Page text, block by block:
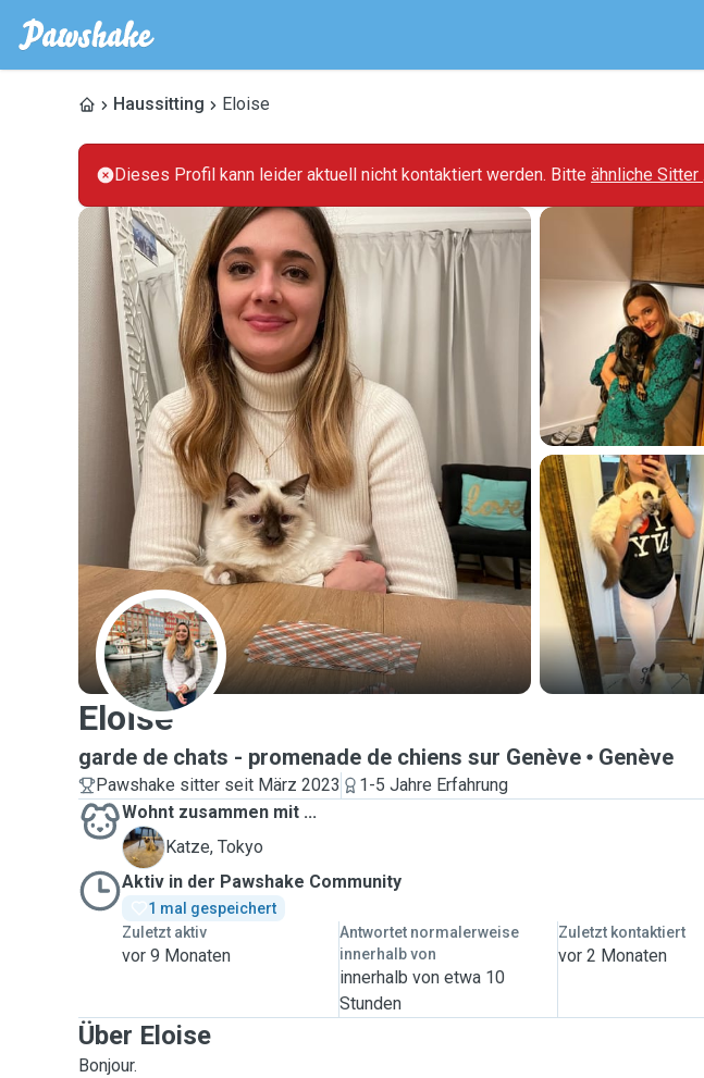
Haussitting Eloise
Dieses Profil kann leider aktuell nicht kontaktiert werden. Bitte ähnliche Sitter .
E
Eloise
garde de chats - promenade de chiens sur Genève Genève
Pawshake sitter seit März 2023
1-5 Jahre Erfahrung
Wohnt zusammen mit ...
T
Katze, Tokyo
Aktiv in der Pawshake Community
1 mal gespeichert
Zuletzt aktiv
vor 9 Monaten
Antwortet normalerweise
innerhalb von
innerhalb von etwa 10
Stunden
Zuletzt kontaktiert
vor 2 Monaten
Über Eloise
Bonjour.